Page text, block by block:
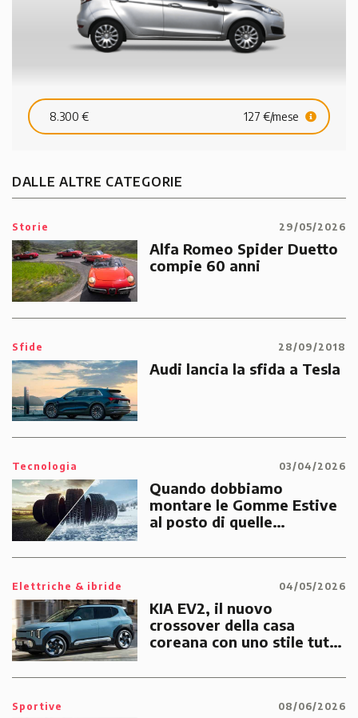
8.300 € 127 €/mese
DALLE ALTRE CATEGORIE
Storie 29/05/2026
Alfa Romeo Spider Duetto
compie 60 anni
Sfide 28/09/2018
Audi lancia la sfida a Tesla
Tecnologia 03/04/2026
Quando dobbiamo
montare le Gomme Estive
al posto di quelle
Elettriche & ibride 04/05/2026
KIA EV2, il nuovo
crossover della casa
coreana con uno stile tutto
Sportive 08/06/2026